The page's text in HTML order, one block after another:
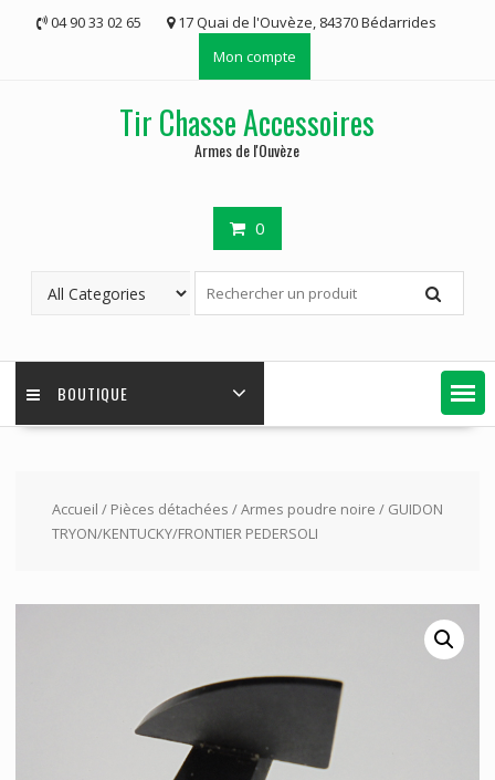
04 90 33 02 65
17 Quai de l'Ouvèze, 84370 Bédarrides
Mon compte
Tir Chasse Accessoires
Armes de l'Ouvèze
0
BOUTIQUE
Accueil / Pièces détachées /Armes poudre noire / GUIDON
TRYON/KENTUCKY/FRONTIER PEDERSOLI